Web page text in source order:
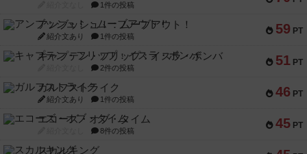
1件の投稿
59 PT
アンブッシュ！：ムーブアウト！
紹介文あり 1件の投稿
51 PT
キャプテン・フリップ：イスラ・ボンバ
2件の投稿
46 PT
ガルフストライク
紹介文あり 1件の投稿
45 PT
エコーズ・オブ・タイム
8件の投稿
スカルキング